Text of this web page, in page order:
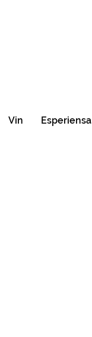
Vin Esperiensa